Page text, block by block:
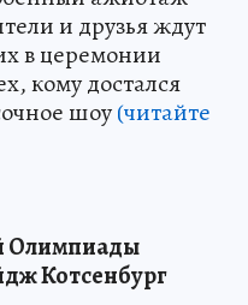
и друзья ждут
в церемонии
кому достался
шоу(читайте
Олимпиады
Котсенбург